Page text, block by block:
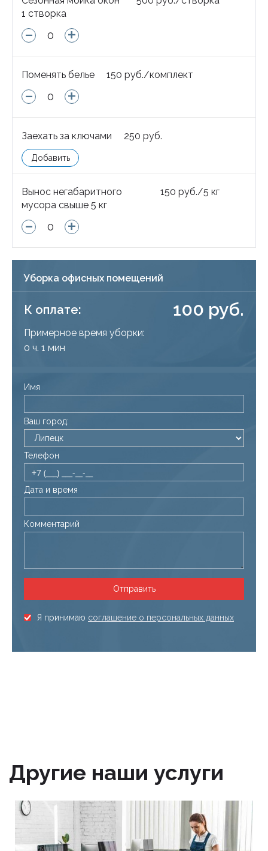
1 створка
- +
Поменять белье 150 руб./комплект
- +
Заехать за ключами 250 руб.
Добавить
Вынос негабаритного
мусора свыше 5 кг
150 руб./5 кг
- +
Уборка офисных помещений
К оплате: 100 руб.
Примерное время уборки:
0 ч. 1 мин
Имя
Ваш город:
Телефон
Дата и время
Комментарий
Я принимаю соглашение о персональных данных
Другие наши услуги